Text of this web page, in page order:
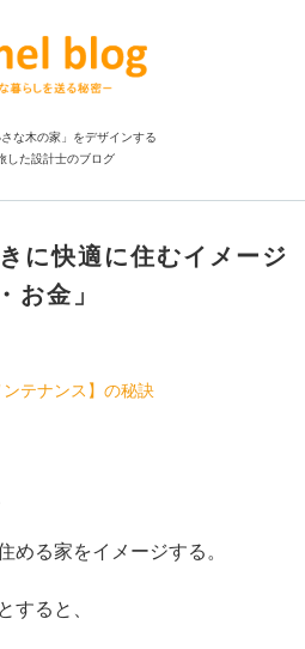
さな木の家」をデザインする
した設計士のブログ
に快適に住むイメージ
お金」
ンテナンス】の秘訣
める家をイメージする。
すると、